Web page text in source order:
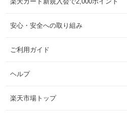
安心・安全への取り組み
ご利用ガイド
ヘルプ
楽天市場トップ